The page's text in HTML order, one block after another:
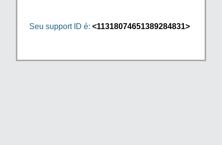
Seu support ID é: <11318074651389284831>